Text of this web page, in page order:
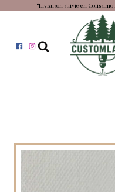
“Livraison suivie en Colissimo